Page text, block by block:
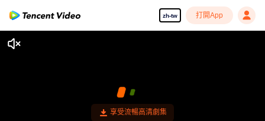
zh-tw 打開App
享受流暢高清劇集